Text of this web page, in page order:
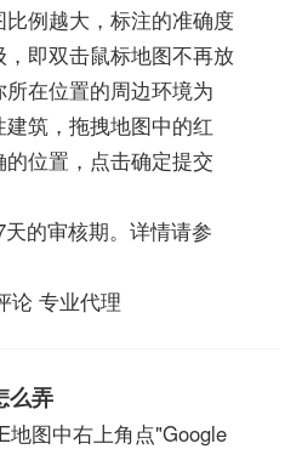
例越大，标注的准确度
即双击鼠标地图不再放
在位置的周边环境为
筑，拖拽地图中的红
位置，点击确定提交
的审核期。详情请参
论 专业代理
么弄
地图中右上角点"Google